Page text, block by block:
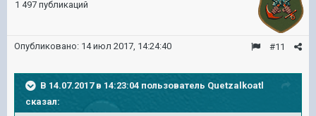
1 497 публикаций
#11
Опубликовано: 14 июл 2017, 14:24:40
В 14.07.2017 в 14:23:04 пользователь Quetzalkoatl
сказал: